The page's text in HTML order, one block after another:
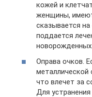
кожей и
женщины,
сказывается
поддается
новорожденных.
Оправа очков.
металлической
что влечет за
Для